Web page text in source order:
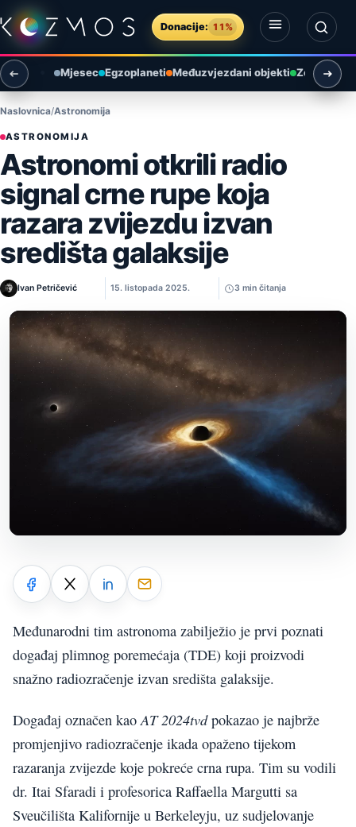
Preskoči na sadržaj
Donacije: 11%
Otvori izbornik
Otvori pretragu
Mjesec Egzoplaneti Međuzvjezdani objekti Zemlja i
Naslovnica Astronomija
ASTRONOMIJA
Astronomi otkrili radio
signal crne rupe koja
razara zvijezdu izvan
središta galaksije
Ivan Petričević 15. listopada 2025. 3 min čitanja
Međunarodni tim astronoma zabilježio je prvi poznati
događaj plimnog poremećaja (TDE) koji proizvodi
snažno radiozračenje izvan središta galaksije.
Događaj označen kaoAT 2024tvdpokazao je najbrže
promjenjivo radiozračenje ikada opaženo tijekom
razaranja zvijezde koje pokreće crna rupa. Tim su vodili
dr. Itai Sfaradi i profesorica Raffaella Margutti sa
Sveučilišta Kalifornije u Berkeleyju, uz sudjelovanje